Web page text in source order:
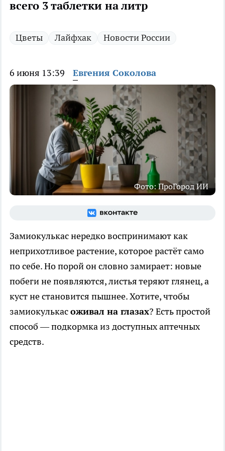
всего 3 таблетки на литр
Цветы Лайфхак Новости России
6 июня 13:39 Евгения Соколова
Фото: ПроГород ИИ
Замиокулькас нередко воспринимают как
неприхотливое растение, которое растёт само
по себе. Но порой он словно замирает: новые
побеги не появляются, листья теряют глянец, а
куст не становится пышнее. Хотите, чтобы
замиокулькасоживал на глазах? Есть простой
способ — подкормка из доступных аптечных
средств.